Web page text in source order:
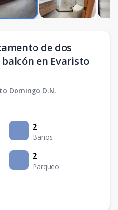
de dos
en Evaristo
Domingo D.N.
2
Baños
2
Parqueo